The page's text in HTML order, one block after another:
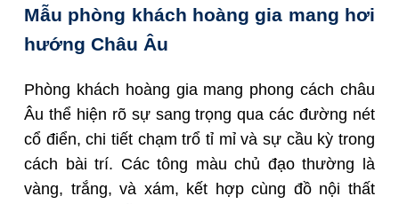
Mẫu phòng khách hoàng gia mang hơi
hướng Châu Âu
Phòng khách hoàng gia mang phong cách châu
Âu thể hiện rõ sự sang trọng qua các đường nét
cổ điển, chi tiết chạm trổ tỉ mỉ và sự cầu kỳ trong
cách bài trí. Các tông màu chủ đạo thường là
vàng, trắng, và xám, kết hợp cùng đồ nội thất